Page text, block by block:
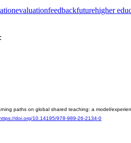
evaluationfeedbackfuturehigher
paths on global shared teaching: a model/
doi.org/10.14195/978-989-26-2134-0